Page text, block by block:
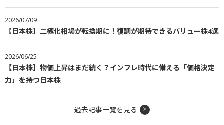
2026/07/09
【日本株】二極化相場が転換期に！復調が期待できるバリュー株4選
2026/06/25
【日本株】物価上昇はまだ続く？インフレ時代に備える「価格決定
力」を持つ日本株
過去記事一覧を見る